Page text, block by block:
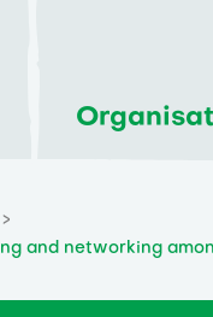
and networking